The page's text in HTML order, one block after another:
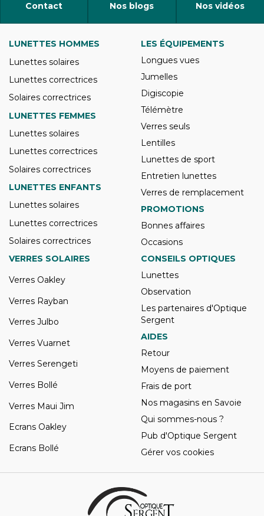
Contact Nos blogs Nos vidéos
LUNETTES HOMMES
Lunettes solaires
Lunettes correctrices
Solaires correctrices
LUNETTES FEMMES
Lunettes solaires
Lunettes correctrices
Solaires correctrices
LUNETTES ENFANTS
Lunettes solaires
Lunettes correctrices
Solaires correctrices
LES ÉQUIPEMENTS
Longues vues
Jumelles
Digiscopie
Télémètre
Verres seuls
Lentilles
Lunettes de sport
Entretien lunettes
Verres de remplacement
PROMOTIONS
Bonnes affaires
Occasions
VERRES SOLAIRES
Verres Oakley
Verres Rayban
Verres Julbo
Verres Vuarnet
Verres Serengeti
Verres Bollé
Verres Maui Jim
Ecrans Oakley
Ecrans Bollé
CONSEILS OPTIQUES
Lunettes
Observation
Les partenaires d'Optique
Sergent
AIDES
Retour
Moyens de paiement
Frais de port
Nos magasins en Savoie
Qui sommes-nous ?
Pub d'Optique Sergent
Gérer vos cookies